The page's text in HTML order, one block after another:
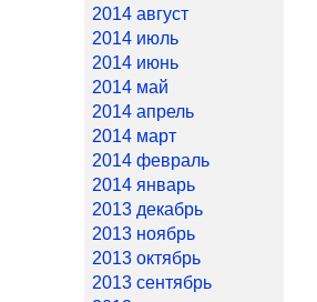
2014 август
2014 июль
2014 июнь
2014 май
2014 апрель
2014 март
2014 февраль
2014 январь
2013 декабрь
2013 ноябрь
2013 октябрь
2013 сентябрь